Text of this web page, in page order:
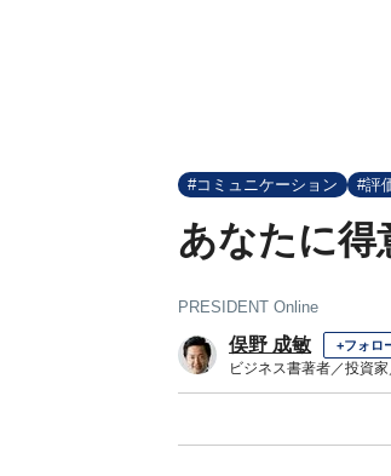
#コミュニケーション #評
あなたに得
PRESIDENT Online
俣野 成敏 +フォロ
ビジネス書著者／投資